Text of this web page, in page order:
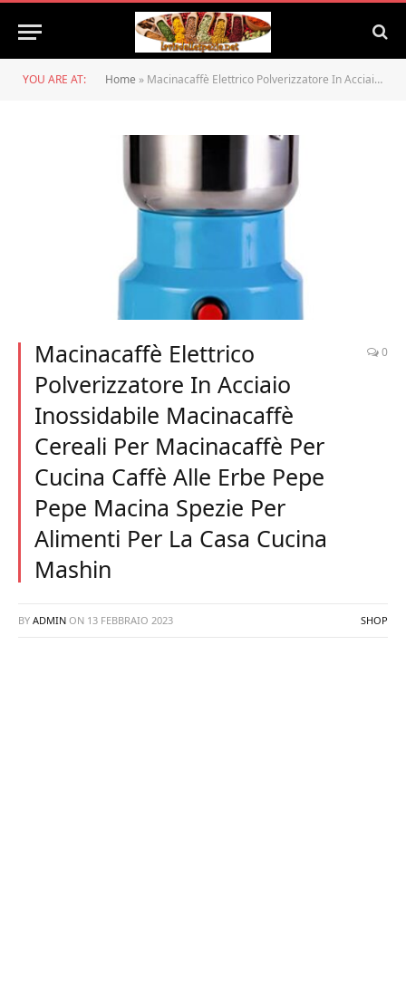
YOU ARE AT: Home » Macinacaffè Elettrico Polverizzatore In Acciaio Inossidabile Macinacaffè Cereali Per Macinacaffè Per Cucina Caffè Alle Erbe Pepe Pepe Macina Spezie Per Alimenti Per La Casa Cucina Mashin
Macinacaffè Elettrico
Polverizzatore In Acciaio
Inossidabile Macinacaffè
Cereali Per Macinacaffè Per
Cucina Caffè Alle Erbe Pepe
Pepe Macina Spezie Per
Alimenti Per La Casa Cucina
Mashin
0
BY ADMIN ON 13 FEBBRAIO 2023 SHOP